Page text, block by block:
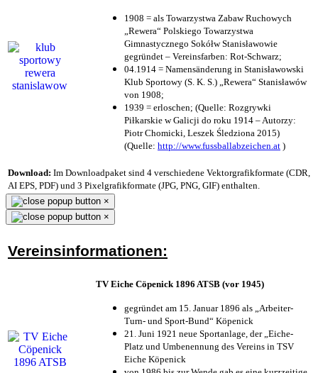
1908 = als Towarzystwa Zabaw Ruchowych
„Rewera“ Polskiego Towarzystwa
Gimnastycznego Sokółw Stanisławowie
gegründet – Vereinsfarben: Rot-Schwarz;
04.1914 = Namensänderung in Stanisławowski
Klub Sportowy (S. K. S.) „Rewera“ Stanisławów
von 1908;
1939 = erloschen; (Quelle: Rozgrywki
Piłkarskie w Galicji do roku 1914 – Autorzy:
Piotr Chomicki, Leszek Śledziona 2015)
(Quelle: http://www.fussballabzeichen.at )
Download: Im Downloadpaket sind 4 verschiedene Vektorgrafikformate (CDR,
AI EPS, PDF) und 3 Pixelgrafikformate (JPG, PNG, GIF) enthalten.
×
×
Vereinsinformationen:
TV Eiche Cöpenick 1896 ATSB (vor 1945)
gegründet am 15. Januar 1896 als „Arbeiter-
Turn- und Sport-Bund“ Köpenick
21. Juni 1921 neue Sportanlage, der „Eiche-
Platz und Umbenennung des Vereins in TSV
Eiche Köpenick